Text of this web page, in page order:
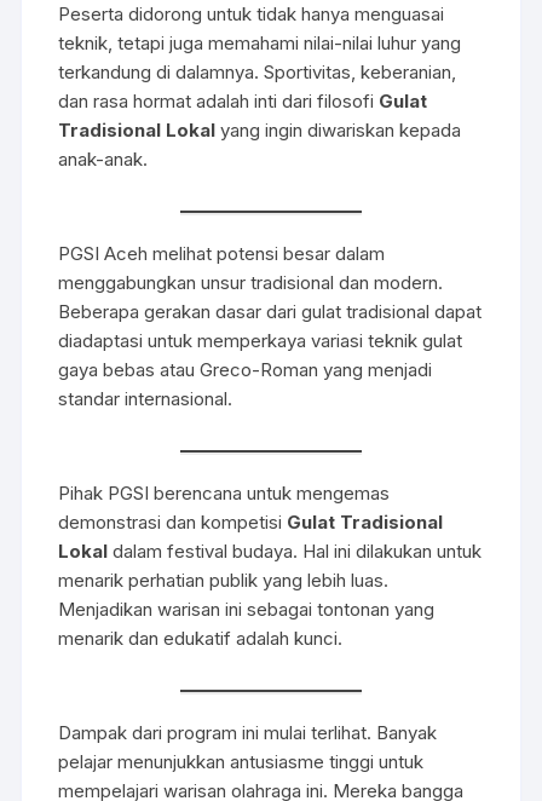
Peserta didorong untuk tidak hanya menguasai
teknik, tetapi juga memahami nilai-nilai luhur yang
terkandung di dalamnya. Sportivitas, keberanian,
dan rasa hormat adalah inti dari filosofi Gulat
Tradisional Lokal yang ingin diwariskan kepada
anak-anak.
PGSI Aceh melihat potensi besar dalam
menggabungkan unsur tradisional dan modern.
Beberapa gerakan dasar dari gulat tradisional dapat
diadaptasi untuk memperkaya variasi teknik gulat
gaya bebas atau Greco-Roman yang menjadi
standar internasional.
Pihak PGSI berencana untuk mengemas
demonstrasi dan kompetisi Gulat Tradisional
Lokal dalam festival budaya. Hal ini dilakukan untuk
menarik perhatian publik yang lebih luas.
Menjadikan warisan ini sebagai tontonan yang
menarik dan edukatif adalah kunci.
Dampak dari program ini mulai terlihat. Banyak
pelajar menunjukkan antusiasme tinggi untuk
mempelajari warisan olahraga ini. Mereka bangga